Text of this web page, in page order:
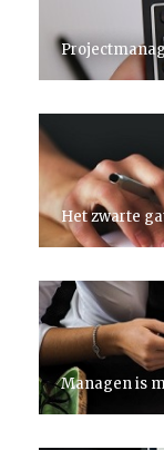
Het zwarte
Managen is